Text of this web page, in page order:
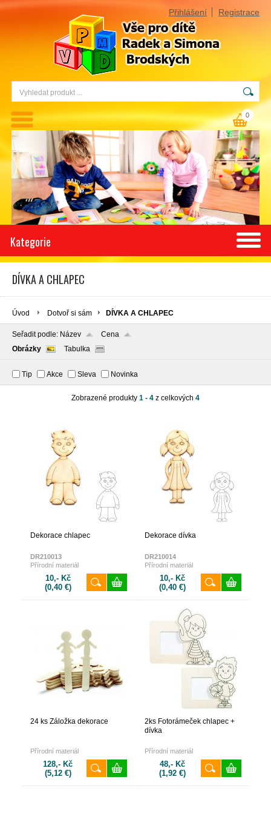
Přihlášení Registrace
0
Kategorie
DÍVKA A CHLAPEC
Úvod Dotvoř si sám DÍVKA A CHLAPEC
Seřadit podle: Název
Cena
Obrázky
Tabulka
Tip Akce Sleva Novinka
Zobrazené produkty 1 - 4 z celkových 4
Dekorace chlapec
DR210013
Přírodní materiál
10,- Kč
(0,40 €)
Dekorace dívka
DR210014
Přírodní materiál
10,- Kč
(0,40 €)
24 ks Záložka dekorace
Přírodní materiál
128,- Kč
(5,12 €)
2ks Fotorámeček chlapec +
dívka
Přírodní materiál
48,- Kč
(1,92 €)